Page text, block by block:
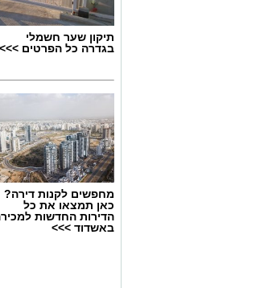
יש לכם מידע חשוב
בכתבה? נשמח
תיקון שער חשמלי
בגדרה כל הפרטים >>>
מחפשים לקנות דירה?
כאן תמצאו את כל
הדירות החדשות
באשדוד >>>